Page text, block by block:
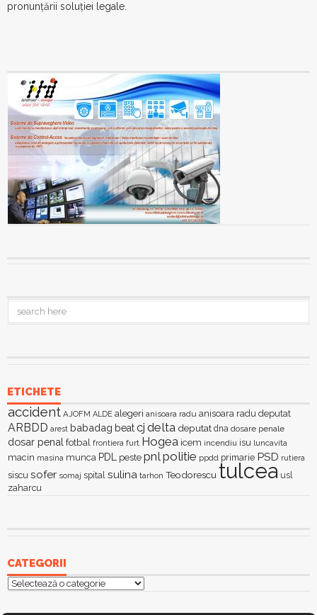
pronunţării soluţiei legale.
ETICHETE
accident AJOFM ALDE alegeri anisoara radu anisoara radu deputat
ARBDD arest babadag beatcj delta deputat dna dosare penale
dosar penal fotbal frontiera furt Hogea icem incendiu isu luncavita
macin masina munca PDL peste pnlpolitie ppdd primarie PSD rutiera
siscu sofer somaj spital sulina tarhon Teodorescu tulcea usl
zaharcu
CATEGORII
Categorii